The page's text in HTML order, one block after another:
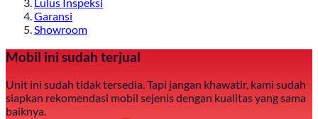
Garansi
Showroom
Mobil ini sudah terjual
Unit ini sudah tidak tersedia. Tapi jangan khawatir, kami sudah
siapkan rekomendasi mobil sejenis dengan kualitas yang sama
baiknya.